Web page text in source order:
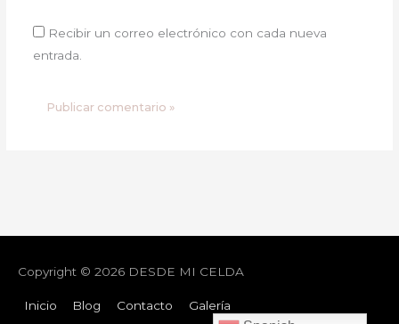
Recibir un correo electrónico con cada nueva
entrada.
Copyright © 2026 DESDE MI CELDA
Inicio Blog Contacto Galería